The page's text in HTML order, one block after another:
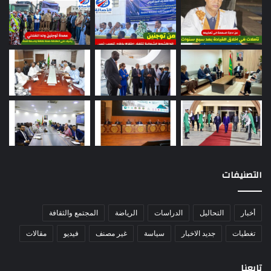
التصنيفات
أخبار التحاليل الدراسات الرياضة المجتمع والثقافة
تغطيات جديد الاخبار سياسة غير مصنف فيديو مقالات